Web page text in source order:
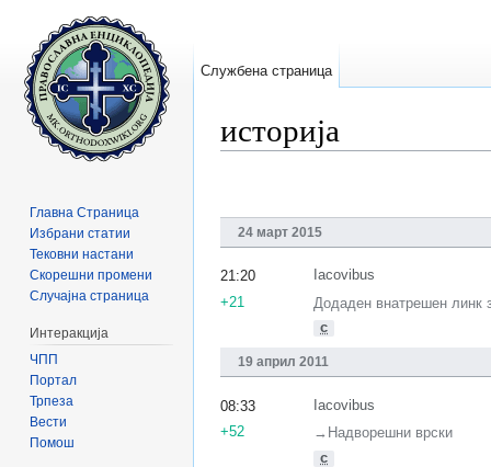
историја
24 март 2015
Iacovibus
Додаден внатрешен линк
с
21:20
+21
19 април 2011
Iacovibus
→‎Надворешни врски
с
08:33
+52
Службена страница
Главна Страница
Избрани статии
Тековни настани
Скорешни промени
Случајна страница
Интеракција
ЧПП
Портал
Трпеза
Вести
Помош